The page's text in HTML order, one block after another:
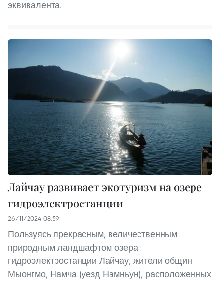
эквивалента.
Лайчау развивает экотуризм на озере
гидроэлектростанции
26/11/2024 08:59
Пользуясь прекрасным, величественным
природным ландшафтом озера
гидроэлектростанции Лайчау, жители общин
Мыонгмо, Намча (уезд Намньун), расположенных